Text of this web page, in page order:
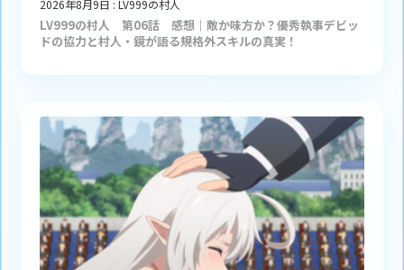
2026年8月9日 : LV999の村人
LV999の村人 第06話 感想｜敵か味方か？優秀執事デビッ
ドの協力と村人・鏡が語る規格外スキルの真実！